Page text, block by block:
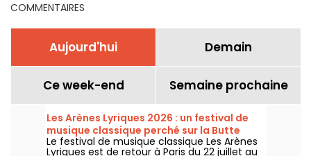
COMMENTAIRES
Aujourd'hui Demain
Ce week-end Semaine prochaine
Les Arènes Lyriques 2026 : un festival de
musique classique perché sur la Butte
Montmartre
Le festival de musique classique Les Arènes
Lyriques est de retour à Paris du 22 juillet au